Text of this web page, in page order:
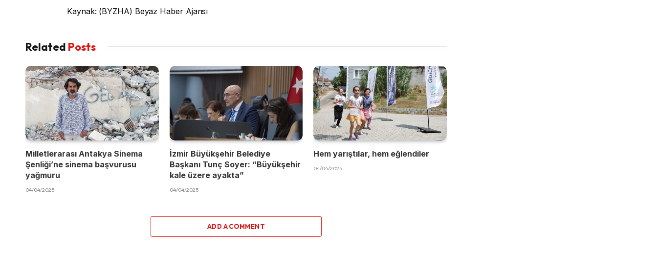
Kaynak: (BYZHA) Beyaz Haber Ajansı
Related Posts
Milletlerarası Antakya Sinema
Şenliği’ne sinema başvurusu
yağmuru
04/04/2025
İzmir Büyükşehir Belediye
Başkanı Tunç Soyer: “Büyükşehir
kale üzere ayakta”
04/04/2025
Hem yarıştılar, hem eğlendiler
04/04/2025
ADD A COMMENT